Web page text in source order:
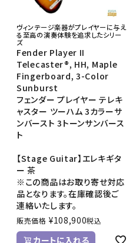
ヴィンテージ楽器がプレイヤーに与え
る至高の演奏体験を追求したシリー
ズ
Fender Player II
Telecaster®, HH, Maple
Fingerboard, 3-Color
Sunburst
フェンダー プレイヤー テレキ
ャスター ツーハム 3カラーサ
ンバースト 3トーンサンバース
ト
【Stage Guitar】エレキギタ
ー 茶
※この商品はお取り寄せ対応
品となります。在庫確認後ご
連絡いたします。
販売価格 ¥108,900税込
カートに入れる